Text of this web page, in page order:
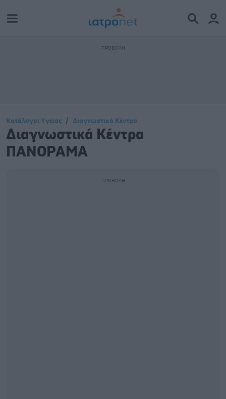
Κατάλογοι Υγείας Διαγνωστικά Κέντρα
Διαγνωστικά Κέντρα
ΠΑΝΟΡΑΜΑ